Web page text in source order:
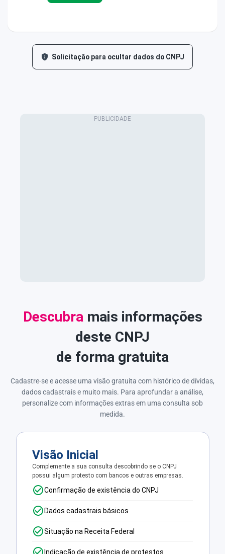
Solicitação para ocultar dados do CNPJ
Descubra mais informações
deste CNPJ
de forma gratuita
Cadastre-se e acesse uma visão gratuita com histórico de dívidas,
dados cadastrais e muito mais. Para aprofundar a análise,
personalize com informações extras em uma consulta sob
medida.
Visão Inicial
Complemente a sua consulta descobrindo se o CNPJ
possui algum protesto com bancos e outras empresas.
Confirmação de existência do CNPJ
Dados cadastrais básicos
Situação na Receita Federal
Indicação de existência de protestos